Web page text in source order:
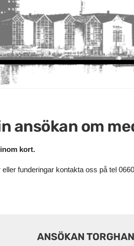
ansökan om
kort.
funderingar kontakta oss på tel
ANSÖKAN